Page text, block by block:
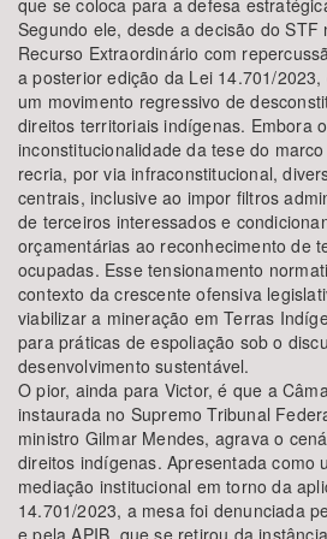
que se coloca para a defesa
Segundo ele, desde a decisão do STF
Recurso Extraordinário com
a posterior edição da Lei 14.701/
um movimento regressivo de
direitos territoriais indígenas. Embora
inconstitucionalidade da tese do
recria, por via infraconstitucional,
centrais, inclusive ao impor filtros
de terceiros interessados e
orçamentárias ao reconhecimento de
ocupadas. Esse tensionamento
contexto da crescente ofensiva
viabilizar a mineração em Terras
para práticas de espoliação sob o
desenvolvimento sustentável.
O pior, ainda para Victor, é que a
instaurada no Supremo Tribunal
ministro Gilmar Mendes, agrava o
direitos indígenas. Apresentada como
mediação institucional em torno da
14.701/2023, a mesa foi denunciada
e pela APIB, que se retirou da